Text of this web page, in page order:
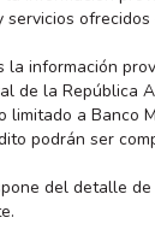
servicios
la información
de la República
limitado a Banco
podrán ser
del detalle